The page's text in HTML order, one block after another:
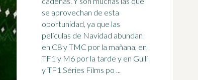
se aprovechan de esta
oportunidad, ya que las
películas de Navidad abundan
en C8y TMC por la mañana, en
TF1 y M6 por la tarde y en Gulli
y TF1 Séries Films po ...